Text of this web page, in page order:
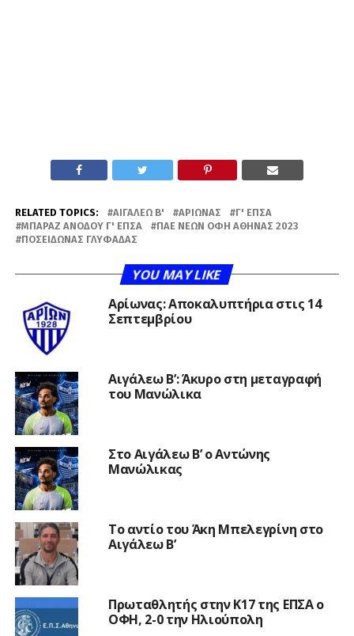
RELATED TOPICS: ΑΙΓΆΛΕΩ Β' ΑΡΊΩΝΑΣ
Γ' ΕΠΣΑ
ΜΠΑΡΆΖ ΑΝΌΔΟΥ Γ' ΕΠΣΑ
ΠΑΕ ΝΈΩΝ ΟΦΗ ΑΘΉΝΑΣ 2023
ΠΟΣΕΙΔΏΝΑΣ ΓΛΥΦΆΔΑΣ
YOU MAY LIKE
Αρίωνας: Αποκαλυπτήρια στις 14
Σεπτεμβρίου
Αιγάλεω Β’: Άκυρο στη μεταγραφή
του Μανώλικα
Στο Αιγάλεω Β’ ο Αντώνης
Μανώλικας
Το αντίο του Άκη Μπελεγρίνη στο
Αιγάλεω Β’
Πρωταθλητής στην Κ17 της ΕΠΣΑ ο
ΟΦΗ, 2-0 την Ηλιούπολη